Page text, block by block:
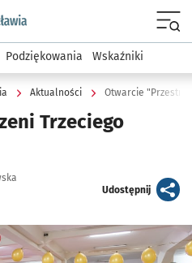
podserwis: Prezydent
Podziękowania Wskaźniki
Aktualności Otwarcie
Trzeciego
Udostępnijartykuł